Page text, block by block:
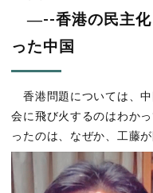
―--香港の民主化
った中国
香港問題については、
会に飛び火するのはわか
ったのは、なぜか、工藤が